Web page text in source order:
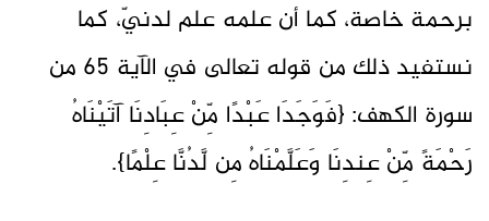
برحمة خاصة، كما أن علمه علم لدنيّ، كما
نستفيد ذلك من قوله تعالى في الآية 65 من
سورة الكهف: {فَوَجَدَا عَبْدًا مِّنْ عِبَادِنَا آتَيْنَاهُ
رَحْمَةً مِّنْ عِندِنَا وَعَلَّمْنَاهُ مِن لَّدُنَّا عِلْمًا}.